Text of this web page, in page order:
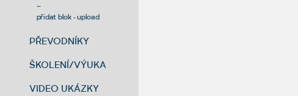
--
přidat blok - upload
PŘEVODNÍKY
ŠKOLENÍ/VÝUKA
VIDEO UKÁZKY